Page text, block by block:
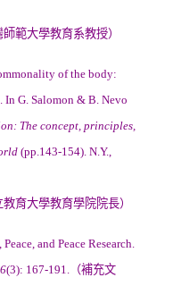
範大學教育系教授）
of the body:
In G. Salomon & B. Nevo
The concept, principles,
(pp.143-154). N.Y.,
育大學教育學院院長）
and Peace Research.
(3): 167-191. （補充文